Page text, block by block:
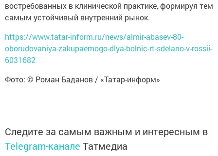
востребованных в клинической практике, формируя тем
самым устойчивый внутренний рынок.
https://www.tatar-inform.ru/news/almir-abasev-80-
oborudovaniya-zakupaemogo-dlya-bolnic-rt-sdelano-v-rossii-
6031682
Фото: © Роман Баданов / «Татар-информ»
Следите за самым важным и интересным в
Telegram-канале Татмедиа